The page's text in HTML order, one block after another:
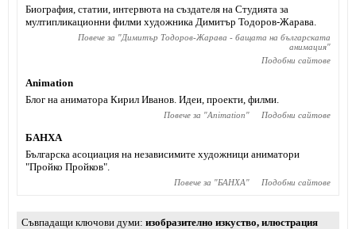
Биография, статии, интервюта на създателя на Студията за
мултипликационни филми художника Димитър Тодоров-Жарава.
Повече за "Димитър Тодоров-Жарава - бащата на българската
анимация"
Подобни сайтове
Animation
Блог на аниматора Кирил Иванов. Идеи, проекти, филми.
Повече за "Animation" Подобни сайтове
БАНХА
Българска асоциация на независимите художници аниматори
"Пройко Пройков".
Повече за "БАНХА" Подобни сайтове
Съвпадащи ключови думи изобразително изкуство, илюстрация